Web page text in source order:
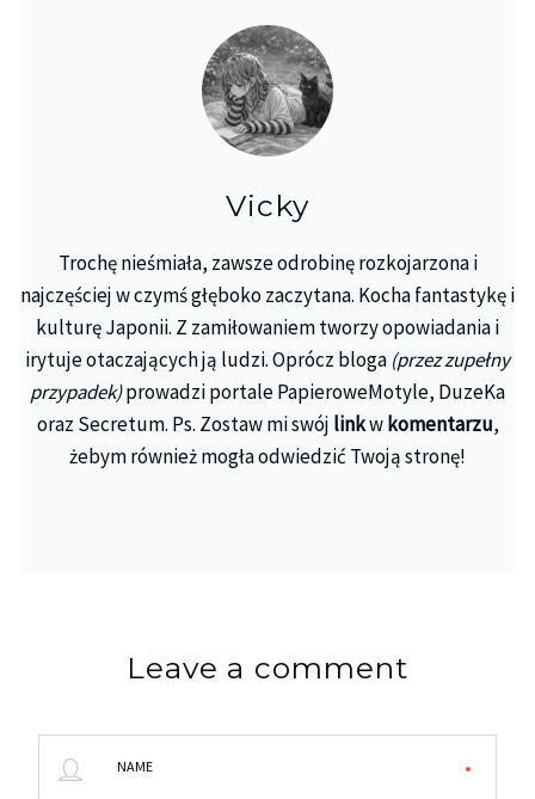
Vicky
Trochę nieśmiała, zawsze odrobinę rozkojarzona i
najczęściej w czymś głęboko zaczytana. Kocha fantastykę i
kulturę Japonii. Z zamiłowaniem tworzy opowiadania i
irytuje otaczających ją ludzi. Oprócz bloga (przez zupełny
przypadek)prowadzi portale PapieroweMotyle, DuzeKa
oraz Secretum. Ps. Zostaw mi swój linkwkomentarzu,
żebym również mogła odwiedzić Twoją stronę!
Leave a comment
NAME